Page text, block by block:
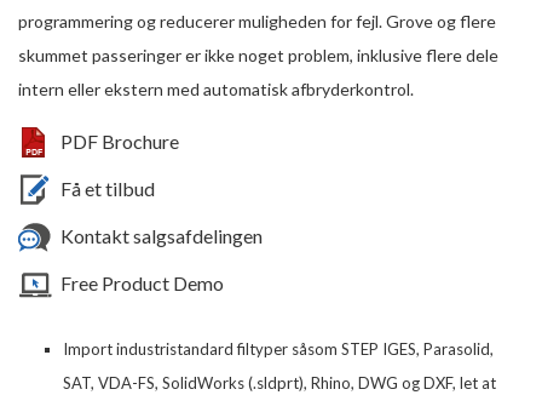
programmering og reducerer muligheden for fejl. Grove og flere
skummet passeringer er ikke noget problem, inklusive flere dele
intern eller ekstern med automatisk afbryderkontrol.
PDF Brochure
Få et tilbud
Kontakt salgsafdelingen
Free Product Demo
Import industristandard filtyper såsom STEP IGES, Parasolid,
SAT, VDA-FS, SolidWorks (.sldprt), Rhino, DWG og DXF, let at